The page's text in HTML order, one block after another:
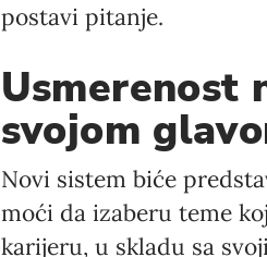
postavi pitanje.
Usmerenost
svojom
Novi sistem biće
moći da izaberu teme
karijeru, u skladu sa